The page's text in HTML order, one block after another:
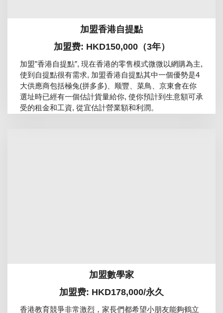
加盟香港自提點
加盟费: HKD150,000（3年）
加盟”香港自提點”, 現在香港的零售模式微微以網購為主,
使到自提點很有需求, 加盟香港自提點其中一個優勢是4
大供應商包括極兔(拼多多)、顺豐、菜鳥、京東會在你
選址時已經有一個估計貨量給你, 使你預計到生意額可承
受的租金和工資, 從宜估計營業額和利潤。
加盟數學家
加盟费: HKD178,000/永久
香港教育競爭非常激烈，家長們都希望小朋友能夠鶴立